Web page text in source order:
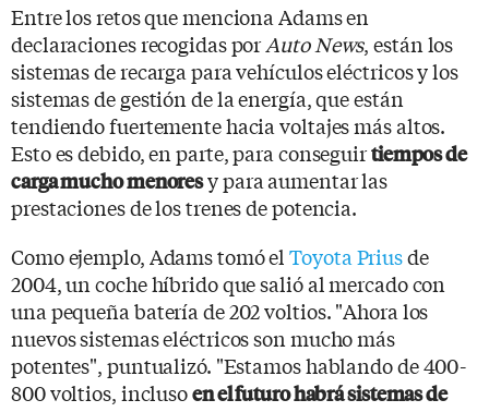
Entre los retos que menciona Adams en
declaraciones recogidas porAuto News, están los
sistemas de recarga para vehículos eléctricos y los
sistemas de gestión de la energía, que están
tendiendo fuertemente hacia voltajes más altos.
Esto es debido, en parte, para conseguirtiempos de
carga mucho menoresy para aumentar las
prestaciones de los trenes de potencia.
Como ejemplo, Adams tomó elToyota Priusde
2004, un coche híbrido que salió al mercado con
una pequeña batería de 202 voltios. "Ahora los
nuevos sistemas eléctricos son mucho más
potentes", puntualizó. "Estamos hablando de 400-
800 voltios, inclusoen el futuro habrá sistemas de